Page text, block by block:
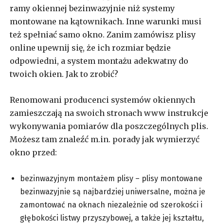
ramy okiennej bezinwazyjnie niż systemy
montowane na kątownikach. Inne warunki musi
też spełniać samo okno. Zanim zamówisz plisy
online upewnij się, że ich rozmiar będzie
odpowiedni, a system montażu adekwatny do
twoich okien. Jak to zrobić?
Renomowani producenci systemów okiennych
zamieszczają na swoich stronach www instrukcje
wykonywania pomiarów dla poszczególnych plis.
Możesz tam znaleźć m.in. porady jak wymierzyć
okno przed:
bezinwazyjnym montażem plisy – plisy montowane
bezinwazyjnie są najbardziej uniwersalne, można je
zamontować na oknach niezależnie od szerokości i
głębokości listwy przyszybowej, a także jej kształtu,